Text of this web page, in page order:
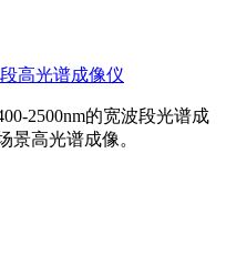
高光谱成像仪
2500nm的宽波段光谱成
景高光谱成像。